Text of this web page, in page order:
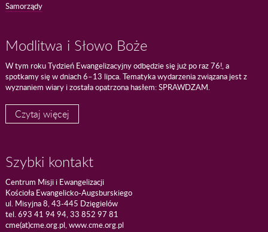
Samorządy
Modlitwa i Słowo Boże
W tym roku Tydzień Ewangelizacyjny odbędzie się już po raz 76!, a
spotkamy się w dniach 6–13 lipca. Tematyka wydarzenia związana jest z
wyznaniem wiary i została opatrzona hasłem: SPRAWDZAM.
Czytaj więcej
Szybki kontakt
Centrum Misji i Ewangelizacji
Kościoła Ewangelicko-Augsburskiego
ul. Misyjna 8, 43-445 Dzięgielów
tel. 693 41 94 94, 33 852 97 81
cme(at)cme.org.pl, www.cme.org.pl